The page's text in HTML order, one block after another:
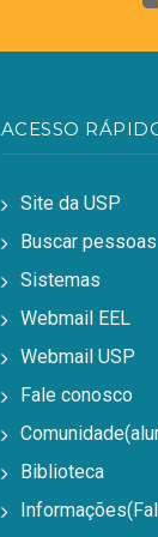
ACESSO
Site da USP
Buscar pessoas
Sistemas
Webmail EEL
Webmail USP
Fale conosco
Biblioteca